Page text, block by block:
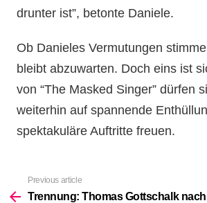
drunter ist”, betonte Daniele.
Ob Danieles Vermutungen
bleibt abzuwarten. Doch eins ist
von “The Masked Singer” dürfen
weiterhin auf spannende
spektakuläre Auftritte freuen.
more
Previous article
Trennung: Thomas Gottschalk